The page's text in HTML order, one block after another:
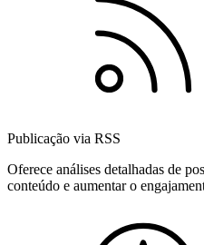
Publicação via RSS
Oferece análises detalhadas de
conteúdo e aumentar o